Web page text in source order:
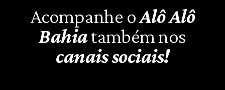
Acompanhe oAlô Alô
Bahiatambém nos
canais sociais!